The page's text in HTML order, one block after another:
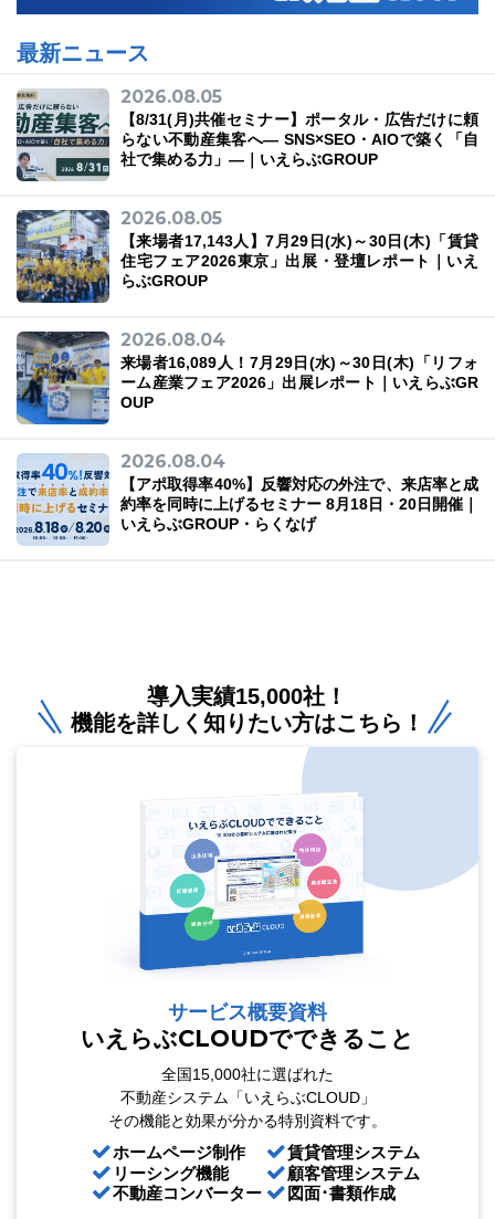
最新ニュース
2026.08.05
【8/31(月)共催セミナー】ポータル・広告だけに頼
らない不動産集客へ― SNS×SEO・AIOで築く「自
社で集める力」―｜いえらぶGROUP
2026.08.05
【来場者17,143人】7月29日(水)～30日(木)「賃貸
住宅フェア2026東京」出展・登壇レポート｜いえ
らぶGROUP
2026.08.04
来場者16,089人！7月29日(水)～30日(木)「リフォ
ーム産業フェア2026」出展レポート｜いえらぶGR
OUP
2026.08.04
【アポ取得率40%】反響対応の外注で、来店率と成
約率を同時に上げるセミナー 8月18日・20日開催｜
いえらぶGROUP・らくなげ
導入実績15,000社！
機能を詳しく知りたい方はこちら！
サービス概要資料
いえらぶCLOUDでできること
全国15,000社に選ばれた
不動産システム「いえらぶCLOUD」
その機能と効果が分かる特別資料です。
ホームページ制作
リーシング機能
不動産コンバーター
賃貸管理システム
顧客管理システム
図面･書類作成